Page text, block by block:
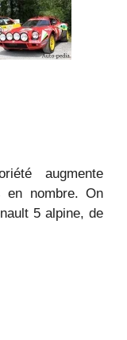
augmente
en nombre. On
5 alpine, de